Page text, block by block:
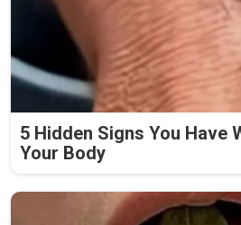
5 Hidden Signs You Have
Your Body